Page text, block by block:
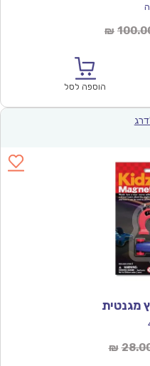
₪
הוספה לסל
מגנטית
₪